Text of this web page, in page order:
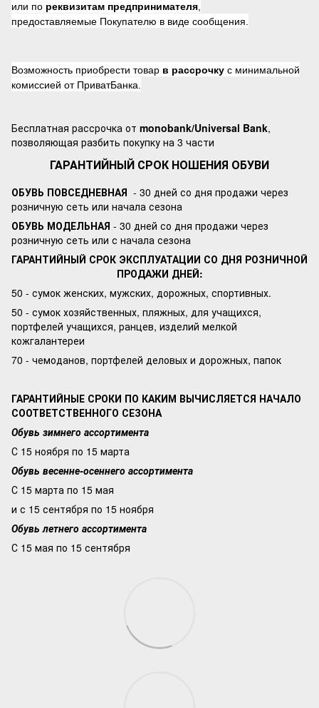
или по реквизитам предпринимателя
предоставляемые Покупателю в виде сообщения.
Возможность приобрести товар в рассрочку с минимальной
комиссией от ПриватБанка.
Бесплатная рассрочка от monobank/Universal Bank,
позволяющая разбить покупку на 3 части
ГАРАНТИЙНЫЙ СРОК НОШЕНИЯ ОБУВИ
ОБУВЬ ПОВСЕДНЕВНАЯ - 30 дней со дня продажи через
розничную сеть или начала сезона
ОБУВЬ МОДЕЛЬНАЯ - 30 дней со дня продажи через
розничную сеть или с начала сезона
ГАРАНТИЙНЫЙ СРОК ЭКСПЛУАТАЦИИ СО ДНЯ РОЗНИЧНОЙ
ПРОДАЖИ ДНЕЙ:
50 - сумок женских, мужских, дорожных, спортивных.
50 - сумок хозяйственных, пляжных, для учащихся,
портфелей учащихся, ранцев, изделий мелкой
кожгалантереи
70 - чемоданов, портфелей деловых и дорожных, папок
ГАРАНТИЙНЫЕ СРОКИ ПО КАКИМ ВЫЧИСЛЯЕТСЯ НАЧАЛО
СООТВЕТСТВЕННОГО СЕЗОНА
Обувь зимнего ассортимента
С 15 ноября по 15 марта
Обувь весенне-осеннего ассортимента
С 15 марта по 15 мая
и с 15 сентября по 15 ноября
Обувь летнего ассортимента
С 15 мая по 15 сентября